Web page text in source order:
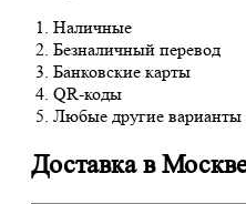
Наличные
Безналичный перевод
Банковские карты
QR-коды
Любые другие варианты
Доставка в